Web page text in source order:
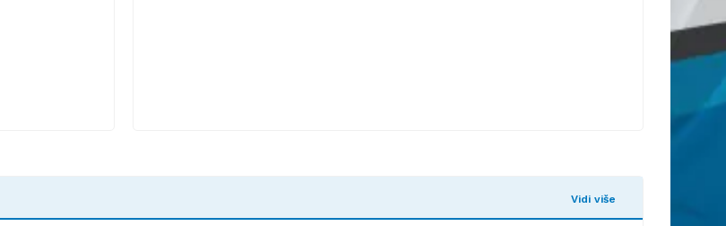
Vidi više